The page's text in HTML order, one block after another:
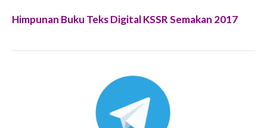
Himpunan Buku Teks Digital KSSR Semakan 2017